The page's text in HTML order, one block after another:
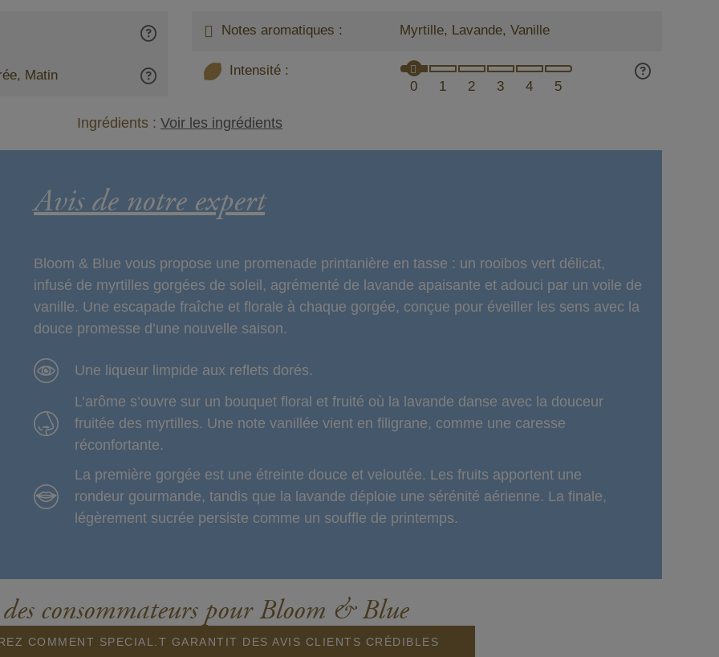
Matin
Notes aromatiques : Myrtille, Lavande, Vanille
Intensité :
0
1 2 3 4 5
Ingrédients : Voir les ingrédients
Avis de notre expert
Bloom & Blue vous propose une promenade printanière en tasse : un rooibos vert délicat,
infusé de myrtilles gorgées de soleil, agrémenté de lavande apaisante et adouci par un voile de
vanille. Une escapade fraîche et florale à chaque gorgée, conçue pour éveiller les sens avec la
douce promesse d’une nouvelle saison.
Une liqueur limpide aux reflets dorés.
L’arôme s’ouvre sur un bouquet floral et fruité où la lavande danse avec la douceur
fruitée des myrtilles. Une note vanillée vient en filigrane, comme une caresse
réconfortante.
La première gorgée est une étreinte douce et veloutée. Les fruits apportent une
rondeur gourmande, tandis que la lavande déploie une sérénité aérienne. La finale,
légèrement sucrée persiste comme un souffle de printemps.
consommateurs pour Bloom & Blue
COMMENT SPECIAL.T GARANTIT DES AVIS CLIENTS CRÉDIBLES